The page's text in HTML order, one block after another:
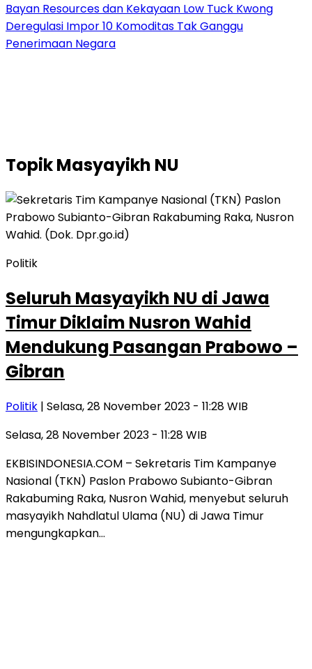
Bayan Resources dan Kekayaan Low Tuck Kwong
Deregulasi Impor 10 Komoditas Tak Ganggu
Penerimaan Negara
TopikMasyayikh NU
Politik
Seluruh Masyayikh NU di Jawa
Timur Diklaim Nusron Wahid
Mendukung Pasangan Prabowo –
Gibran
Politik | Selasa, 28 November 2023 - 11:28 WIB
Selasa, 28 November 2023 - 11:28 WIB
EKBISINDONESIA.COM – Sekretaris Tim Kampanye
Nasional (TKN) Paslon Prabowo Subianto-Gibran
Rakabuming Raka, Nusron Wahid, menyebut seluruh
masyayikh Nahdlatul Ulama (NU) di Jawa Timur
mengungkapkan…